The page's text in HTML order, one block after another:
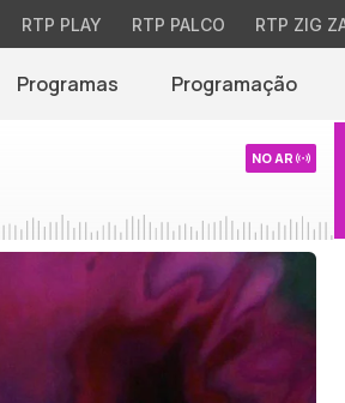
RTP PLAY RTP PALCO RTP ZIG
Programas Programação
NO AR